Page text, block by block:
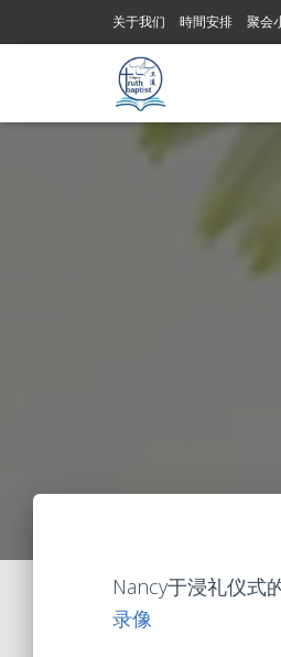
关于我们 時間安排 聚会
Nancy于浸礼仪式
录像